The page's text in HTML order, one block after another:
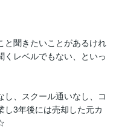
と聞きたいことがあるけれ
くレベルでもない、といっ
し、スクール通いなし、コ
し3年後には売却した元カ